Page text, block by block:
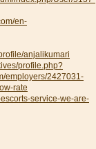
en-
anjalikumari
profile.php?
employers/2427031-
rate
service-we-are-